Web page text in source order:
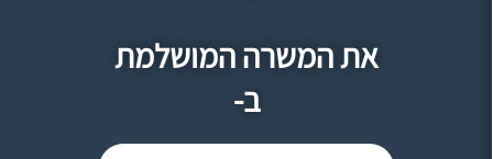
את המשרה המושלמת
ב-